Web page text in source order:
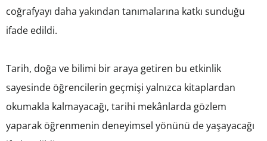
coğrafyayı daha yakından tanımalarına katkı sunduğu
ifade edildi.
Tarih, doğa ve bilimi bir araya getiren bu etkinlik
sayesinde öğrencilerin geçmişi yalnızca kitaplardan
okumakla kalmayacağı, tarihi mekânlarda gözlem
yaparak öğrenmenin deneyimsel yönünü de yaşayacağı